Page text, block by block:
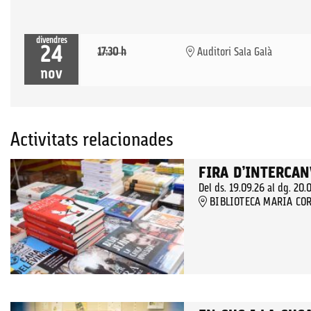
divendres
24
nov
17:30 h Auditori Sala Galà
Activitats relacionades
FIRA
Del ds. 19.09.26al dg.
BIBLIOTECA MARIA